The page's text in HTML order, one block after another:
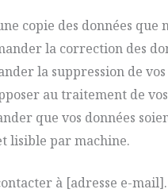
copie des données que
la correction des
la suppression de
au traitement de
que vos données
lisible par machine.
à [adresse e-mail].